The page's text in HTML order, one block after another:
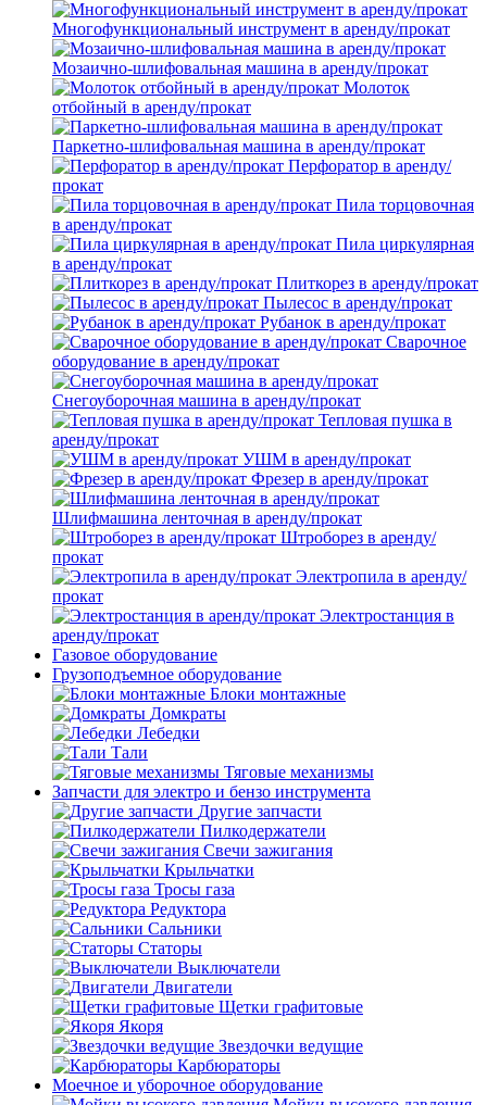
Многофункциональный инструмент в аренду/прокат
Мозаично-шлифовальная машина в аренду/прокат
Молоток
отбойный в аренду/прокат
Паркетно-шлифовальная машина в аренду/прокат
Перфоратор в аренду/
прокат
Пила торцовочная
в аренду/прокат
Пила циркулярная
в аренду/прокат
Плиткорез в аренду/прокат
Пылесос в аренду/прокат
Рубанок в аренду/прокат
Сварочное
оборудование в аренду/прокат
Снегоуборочная машина в аренду/прокат
Тепловая пушка в
аренду/прокат
УШМ в аренду/прокат
Фрезер в аренду/прокат
Шлифмашина ленточная в аренду/прокат
Штроборез в аренду/
прокат
Электропила в аренду/
прокат
Электростанция в
аренду/прокат
Газовое оборудование
Грузоподъемное оборудование
Блоки монтажные
Домкраты
Лебедки
Тали
Тяговые механизмы
Запчасти для электро и бензо инструмента
Другие запчасти
Пилкодержатели
Свечи зажигания
Крыльчатки
Тросы газа
Редуктора
Сальники
Статоры
Выключатели
Двигатели
Щетки графитовые
Якоря
Звездочки ведущие
Карбюраторы
Моечное и уборочное оборудование